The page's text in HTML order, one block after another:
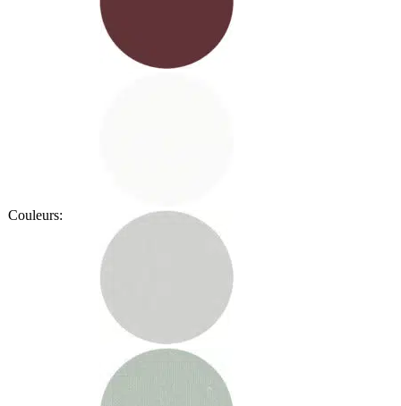
Couleurs: